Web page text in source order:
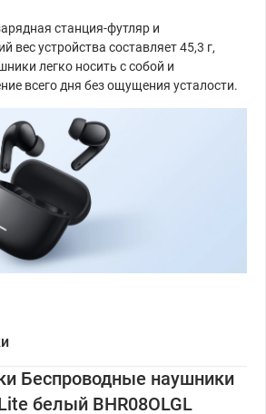
станция-футляр и
вес устройства составляет 45,3 г,
легко носить с собой и
всего дня без ощущения усталости.
Беспроводные наушники
белый BHR08OLGL